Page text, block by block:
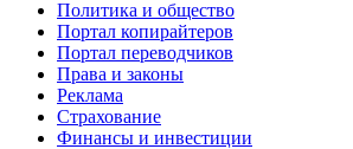
Политика и общество
Портал копирайтеров
Портал переводчиков
Права и законы
Реклама
Страхование
Финансы и инвестиции